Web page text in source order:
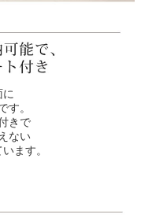
に
す。
きで
ない
ます。